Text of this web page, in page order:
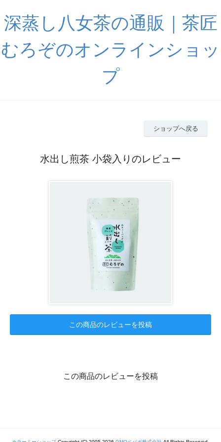
深蒸し八女茶の通販｜茶匠
むろぞのオンラインショッ
プ
ショップへ戻る
水出し煎茶 小袋入りのレビュー
この商品のレビューを投稿
この商品のレビューを投稿